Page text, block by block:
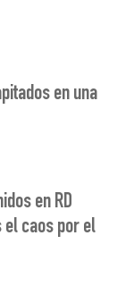
en una
en RD
el caos por el